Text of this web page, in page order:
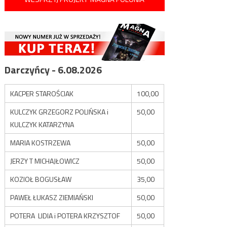
Darczyńcy - 6.08.2026
KACPER STAROŚCIAK
100,00
KULCZYK GRZEGORZ POLIŃSKA i
KULCZYK KATARZYNA
50,00
MARIA KOSTRZEWA
50,00
JERZY T MICHAJŁOWICZ
50,00
KOZIOŁ BOGUSŁAW
35,00
PAWEŁ ŁUKASZ ZIEMIAŃSKI
50,00
POTERA LIDIA i POTERA KRZYSZTOF
50,00